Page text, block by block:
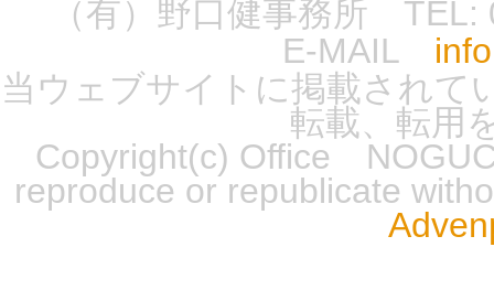
（有）野口健事務所 TEL:
E-MAIL
当ウェブサイトに掲載されて
転載、転用
Copyright(c) Office
reproduce or republicate